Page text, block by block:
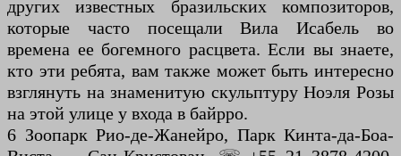
других известных бразильских композиторов,
которые часто посещали Вила Исабель во
времена ее богемного расцвета. Если вы знаете,
кто эти ребята, вам также может быть интересно
взглянуть на знаменитую скульптуру Ноэля Розы
на этой улице у входа в байрро.
6 Зоопарк Рио-де-Жанейро, Парк Кинта-да-Боа-